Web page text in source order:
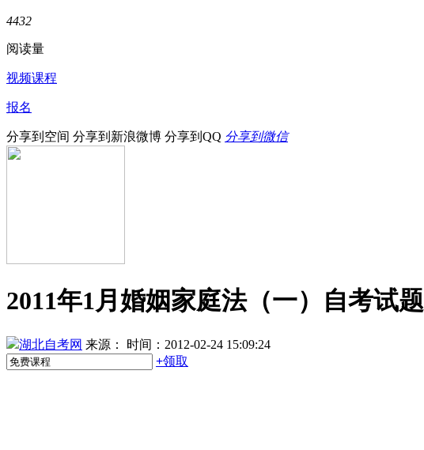
4432
阅读量
视频课程
报名
分享到空间 分享到新浪微博 分享到QQ 分享到微信
2011年1月婚姻家庭法（一）自考试题
湖北自考网 来源：
时间：2012-02-24 15:09:24
+领取